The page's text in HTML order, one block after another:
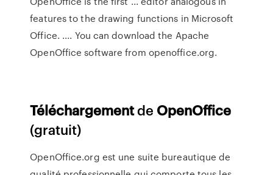
features to the drawing functions in Microsoft
Office. .... You can download the Apache
OpenOffice software from openoffice.org.
Téléchargementde OpenOffice
(gratuit)
OpenOffice.org est une suite bureautique de